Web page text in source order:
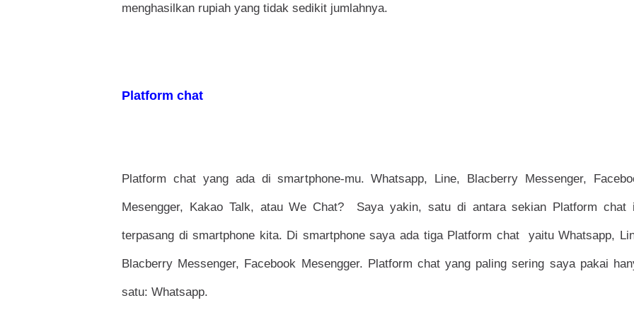
menghasilkan rupiah yang tidak sedikit jumlahnya.
Platform chat
Platform chat yang ada di smartphone-mu. Whatsapp, Line, Blacberry Messenger,
Mesengger, Kakao Talk, atau We Chat? Saya yakin, satu di antara sekian Platform chat
terpasang di smartphone kita. Di smartphone saya ada tiga Platform chat yaitu Whatsapp,
Blacberry Messenger, Facebook Mesengger. Platform chat yang paling sering saya pakai
satu: Whatsapp.